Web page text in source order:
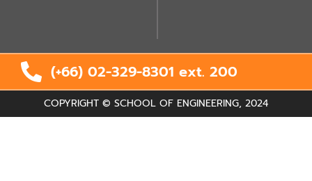
(+66) 02-329-8301 ext. 200
COPYRIGHT © SCHOOL OF ENGINEERING, 2024